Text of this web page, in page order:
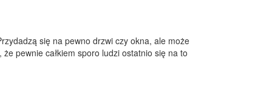
się na pewno drzwi czy okna, ale może
pewnie całkiem sporo ludzi ostatnio się na to